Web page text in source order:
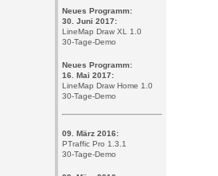
Neues Programm:
30. Juni 2017:
LineMap Draw XL 1.0
30-Tage-Demo
Neues Programm:
16. Mai 2017:
LineMap Draw Home 1.0
30-Tage-Demo
09. März 2016:
PTraffic Pro 1.3.1
30-Tage-Demo